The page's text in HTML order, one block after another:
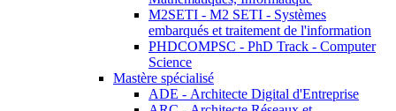
M2SETI - M2 SETI - Systèmes
embarqués et traitement de l'information
PHDCOMPSC - PhD Track - Computer
Science
Mastère spécialisé
ADE - Architecte Digital d'Entreprise